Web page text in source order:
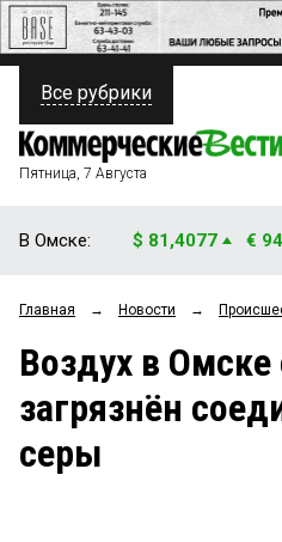
ПОЛИТИКА
ФИНАНСЫ
ОБЩЕСТВО
ЗАКОН
НОВОСТИ КОМПАНИЙ
Все рубрики
Пятница, 7 Августа
В Омске: $ 81,4077 €
Главная → Новости →
Воздух в Омске
загрязнён
серы